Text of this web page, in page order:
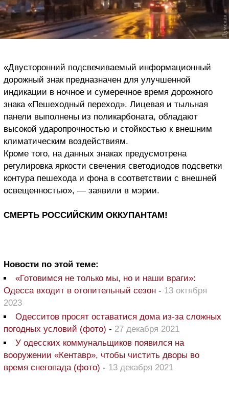
«Двусторонний подсвечиваемый информационный
дорожный знак предназначен для улучшенной
индикации в ночное и сумеречное время дорожного
знака «Пешеходный переход». Лицевая и тыльная
панели выполнены из поликарбоната, обладают
высокой ударопрочностью и стойкостью к внешним
климатическим воздействиям.
Кроме того, на данных знаках предусмотрена
регулировка яркости свечения светодиодов подсветки
контура пешехода и фона в соответствии с внешней
освещенностью», — заявили в мэрии.
СМЕРТЬ РОССИЙСКИМ ОККУПАНТАМ!
Новости по этой теме:
«Готовимся не только мы, но и наши враги»:
Одесса входит в отопительный сезон - 13 октября
2023
Одесситов просят оставатися дома из-за сложных
погодных условий (фото) - 27 декабря 2021
У одесских коммунальщиков появился на
вооружении «Кентавр», чтобы чистить дворы во
время снегопада (фото) - 13 декабря 2021